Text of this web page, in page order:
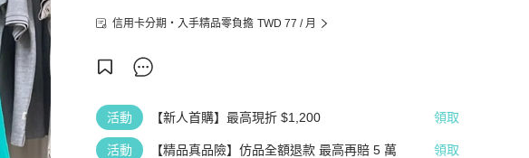
信用卡分期・入手精品零負擔 TWD 77 / 月
活動 【新人首購】最高現折 $1,200 領取
活動 【精品真品險】仿品全額退款 最高再賠 5 萬 領取